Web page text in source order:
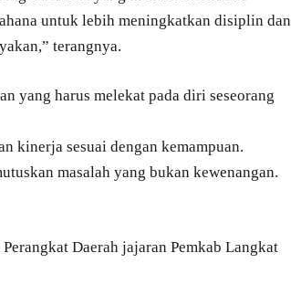
untuk lebih meningkatkan disiplin dan
terangnya.
yang harus melekat pada diri seseorang
kinerja sesuai dengan kemampuan.
masalah yang bukan kewenangan.
Daerah jajaran Pemkab Langkat